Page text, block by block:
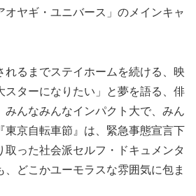
オヤギ・ユニバース」のメインキャ
れるまでステイホームを続ける、映
スターになりたい」と夢を語る、俳
みんなみんなインパクト大で、みん
東京自転車節』は、緊急事態宣言下
取った社会派セルフ・ドキュメンタ
、どこかユーモラスな雰囲気に包ま